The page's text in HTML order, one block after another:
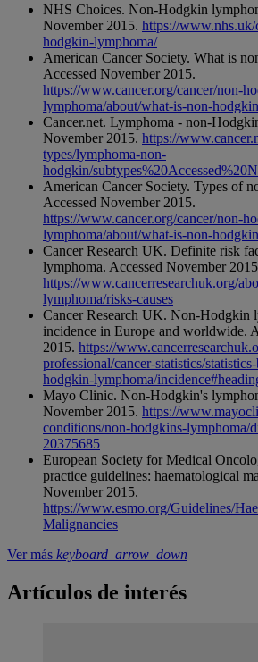
NHS Choices. Non-Hodgkin
November 2015. https://
hodgkin-lymphoma/
American Cancer Society. What is
Accessed November 2015.
https://www.cancer.org/cancer/non-
lymphoma/about/what-is-non-
Cancer.net. Lymphoma - non-
November 2015. https://
types/lymphoma-non-
hodgkin/
American Cancer Society. Types of
Accessed November 2015.
https://www.cancer.org/cancer/non-
lymphoma/about/what-is-non-
Cancer Research UK. Definite risk
lymphoma. Accessed November
https://www.cancerresearchuk.org/
lymphoma/risks-causes
Cancer Research UK. Non-Hodgkin
incidence in Europe and worldwide.
2015. https://
professional/cancer-statistics/
hodgkin-lymphoma/
Mayo Clinic. Non-Hodgkin's
November 2015. https://
conditions/non-hodgkins-lymphoma/
20375685
European Society for Medical
practice guidelines: haematological
November 2015.
https://www.esmo.org/Guidelines/
Malignancies
Ver más keyboard_arrow_down
Artículos de interés